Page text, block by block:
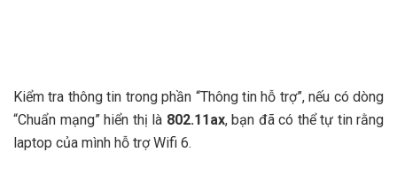
Kiểm tra thông tin trong phần “Thông tin hỗ trợ”, nếu có dòng
“Chuẩn mạng” hiển thị là 802.11ax, bạn đã có thể tự tin rằng
laptop của mình hỗ trợ Wifi 6.